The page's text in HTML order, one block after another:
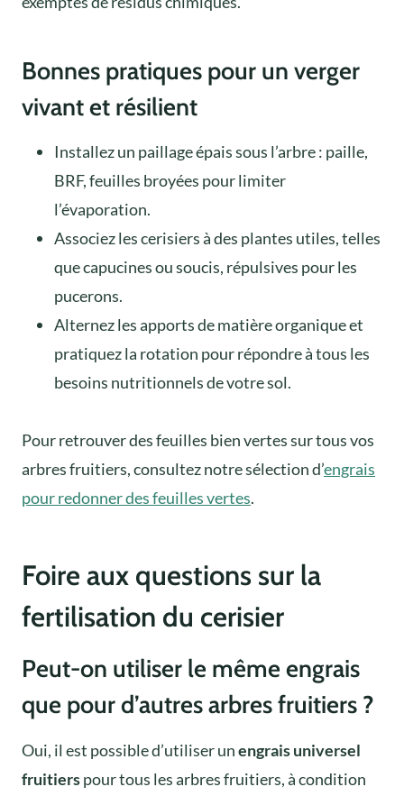
Bonnes pratiques pour un verger
vivant et résilient
Installez un paillage épais sous l’arbre : paille,
BRF, feuilles broyées pour limiter
l’évaporation.
Associez les cerisiers à des plantes utiles, telles
que capucines ou soucis, répulsives pour les
pucerons.
Alternez les apports de matière organique et
pratiquez la rotation pour répondre à tous les
besoins nutritionnels de votre sol.
Pour retrouver des feuilles bien vertes sur tous vos
arbres fruitiers, consultez notre sélection d’engrais
pour redonner des feuilles vertes.
Foire aux questions sur la
fertilisation du cerisier
Peut-on utiliser le même engrais
que pour d’autres arbres fruitiers ?
Oui, il est possible d’utiliser unengrais universel
fruitierspour tous les arbres fruitiers, à condition